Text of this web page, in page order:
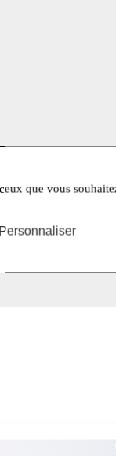
que vous
Personnaliser